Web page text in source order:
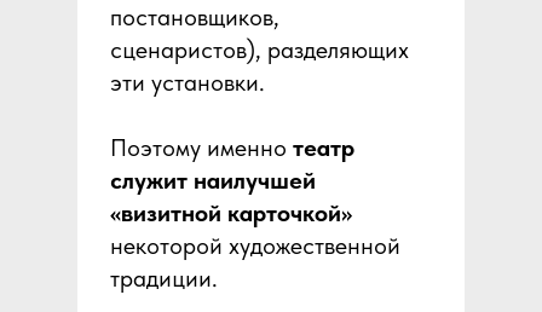
постановщиков,
сценаристов), разделяющих
эти установки.
Поэтому именно театр
служит наилучшей
«визитной карточкой»
некоторой художественной
традиции.